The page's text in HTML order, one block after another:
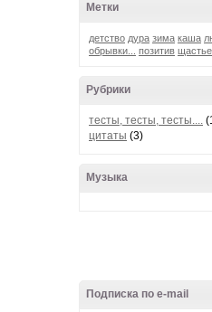
Метки
детство дура зима каша
обрывки...
позитив щастье
Рубрики
тесты, тесты, тесты....
цитаты (3)
Музыка
Подписка по e-mail